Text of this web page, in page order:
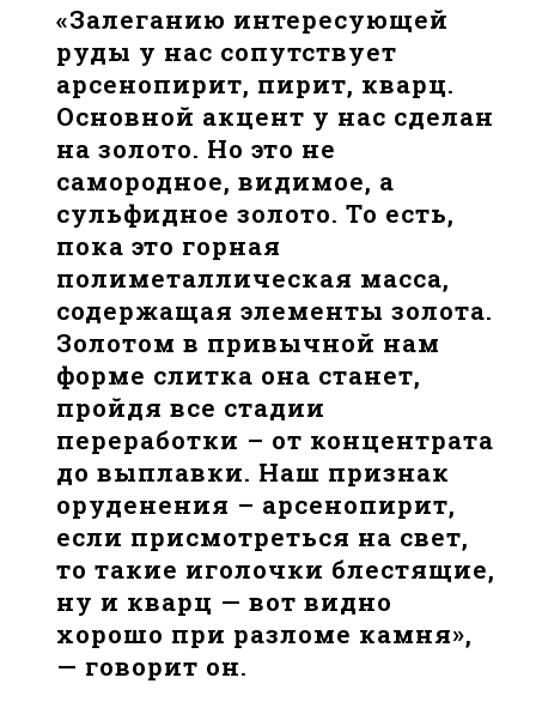
«Залеганию интересующей
руды у нас сопутствует
арсенопирит, пирит, кварц.
Основной акцент у нас сделан
на золото. Но это не
самородное, видимое, а
сульфидное золото. То есть,
пока это горная
полиметаллическая масса,
содержащая элементы золота.
Золотом в привычной нам
форме слитка она станет,
пройдя все стадии
переработки – от концентрата
до выплавки. Наш признак
оруденения – арсенопирит,
если присмотреться на свет,
то такие иголочки блестящие,
ну и кварц — вот видно
хорошо при разломе камня»,
— говорит он.